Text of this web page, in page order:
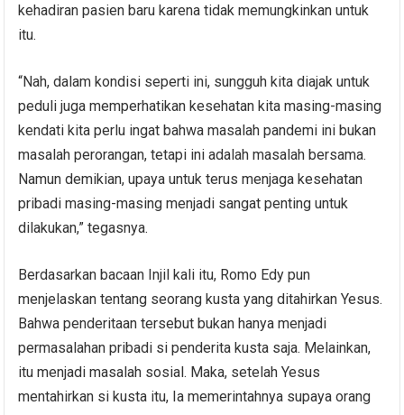
kehadiran pasien baru karena tidak memungkinkan untuk
itu.
“Nah, dalam kondisi seperti ini, sungguh kita diajak untuk
peduli juga memperhatikan kesehatan kita masing-masing
kendati kita perlu ingat bahwa masalah pandemi ini bukan
masalah perorangan, tetapi ini adalah masalah bersama.
Namun demikian, upaya untuk terus menjaga kesehatan
pribadi masing-masing menjadi sangat penting untuk
dilakukan,” tegasnya.
Berdasarkan bacaan Injil kali itu, Romo Edy pun
menjelaskan tentang seorang kusta yang ditahirkan Yesus.
Bahwa penderitaan tersebut bukan hanya menjadi
permasalahan pribadi si penderita kusta saja. Melainkan,
itu menjadi masalah sosial. Maka, setelah Yesus
mentahirkan si kusta itu, Ia memerintahnya supaya orang